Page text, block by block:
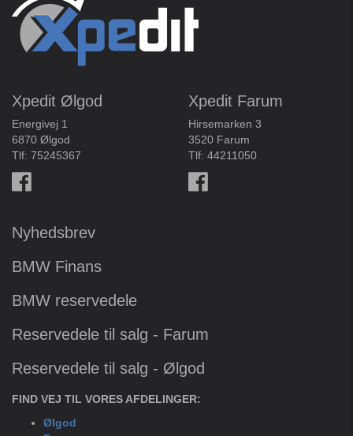
Xpedit Ølgod
Energivej 1
6870 Ølgod
Tlf: 75245367
Xpedit Farum
Hirsemarken 3
3520 Farum
Tlf: 44211050
Nyhedsbrev
BMW Finans
BMW reservedele
Reservedele til salg - Farum
Reservedele til salg - Ølgod
FIND VEJ TIL VORES AFDELINGER:
Ølgod